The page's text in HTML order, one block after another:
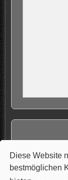
Diese Website
bestmöglichen
Powered by